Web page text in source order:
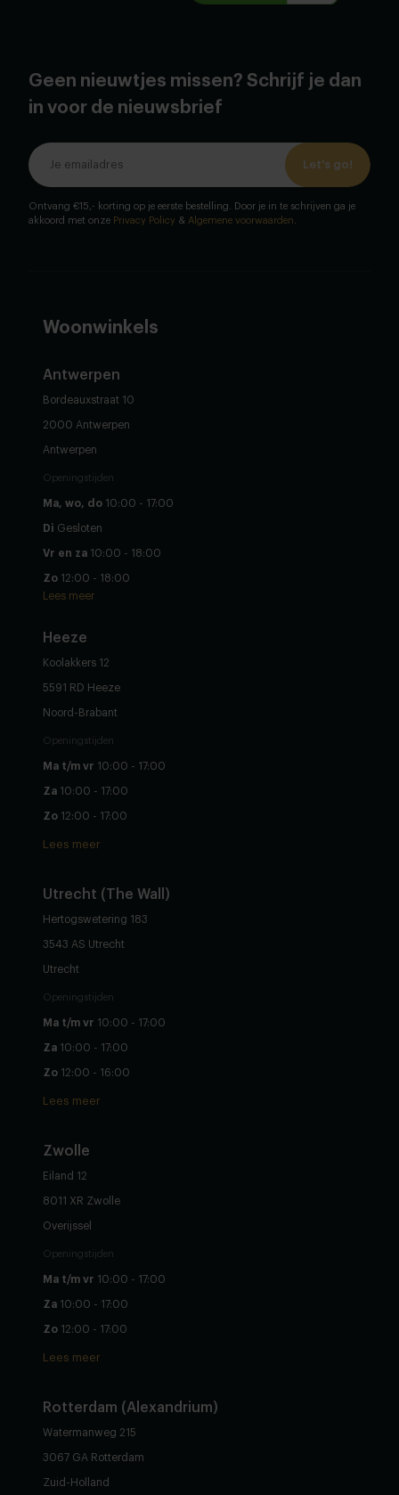
Geen nieuwtjes missen? Schrijf je dan
in voor de nieuwsbrief
Let's go!
Ontvang €15,- korting op je eerste bestelling. Door je in te schrijven ga je
akkoord met onze Privacy Policy & Algemene voorwaarden
Woonwinkels
Antwerpen
Bordeauxstraat 10
2000 Antwerpen
Antwerpen
Openingstijden
Ma, wo, do 10:00 - 17:00
Di Gesloten
Vr en za 10:00 - 18:00
Zo 12:00 - 18:00
Lees meer
Heeze
Koolakkers 12
5591 RD Heeze
Noord-Brabant
Openingstijden
Ma t/m vr 10:00 - 17:00
Za 10:00 - 17:00
Zo 12:00 - 17:00
Lees meer
Utrecht (The Wall)
Hertogswetering 183
3543 AS Utrecht
Utrecht
Openingstijden
Ma t/m vr 10:00 - 17:00
Za 10:00 - 17:00
Zo 12:00 - 16:00
Lees meer
Zwolle
Eiland 12
8011 XR Zwolle
Overijssel
Openingstijden
Ma t/m vr 10:00 - 17:00
Za 10:00 - 17:00
Zo 12:00 - 17:00
Lees meer
Rotterdam (Alexandrium)
Watermanweg 215
3067 GA Rotterdam
Zuid-Holland